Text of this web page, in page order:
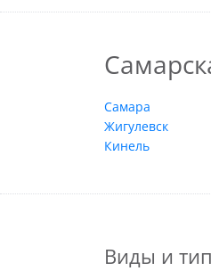
Самара
Жигулевск
Кинель
Виды и